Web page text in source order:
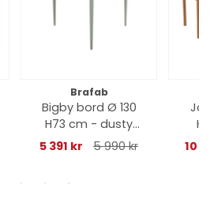
Brafab
Bigby bord Ø 130
H73 cm - dusty
green
5 391 kr 5 990 kr
10